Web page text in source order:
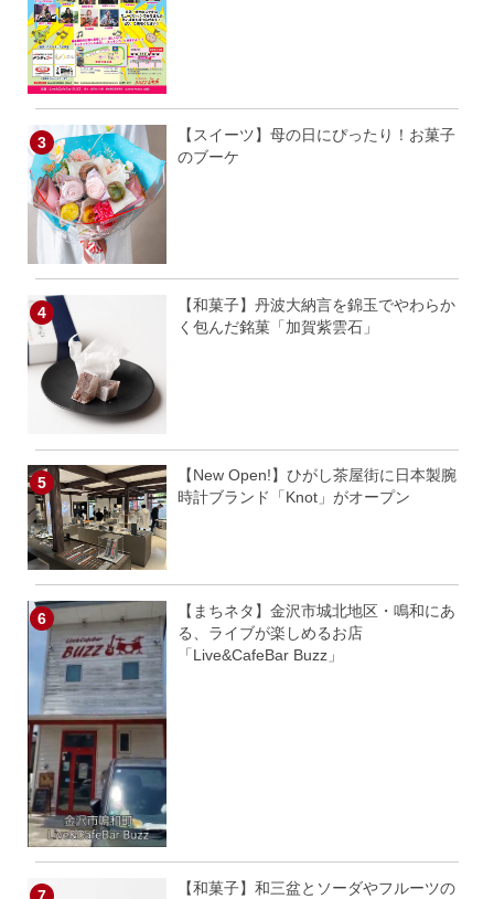
【スイーツ】母の日にぴったり！お菓子
のブーケ
【和菓子】丹波大納言を錦玉でやわらか
く包んだ銘菓「加賀紫雲石」
【New Open!】ひがし茶屋街に日本製腕
時計ブランド「Knot」がオープン
【まちネタ】金沢市城北地区・鳴和にあ
る、ライブが楽しめるお店
「Live&CafeBar Buzz」
【和菓子】和三盆とソーダやフルーツの